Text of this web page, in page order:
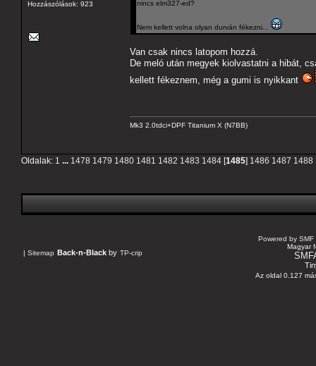
Hozzászólások: 923
nincs elm327-ed?
Nem kellett volna olyan durván fékezni...
Van csak nincs latopom hozzá.
De meló után megyek kiolvastatni a hibát,
kellett fékeznem, még a gumi is nyikkant
Mk3 2.0tdci+DPF Titanium X (N7BB)
Oldalak: 1 ... 1478 1479 1480 1481 1482 1483 1484 [1485] 1486 1487 1488
| Sitemap Back-n-Black by TP-crip
Powered by SMF
Magyar
Az oldal 0.127